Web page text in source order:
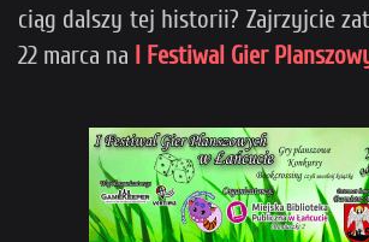
ciąg dalszy tej historii? Zajrzyjcie
22 marca na I Festiwal Gier